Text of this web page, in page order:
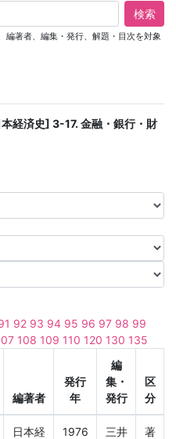
検索
編著者、編集・発行、解題・目次を対象
経済史] 3-17. 金融・銀行・財
92 93 94 95 96 97 98 99
108 109 110 120 130 135
編著者
発行
年
編
集・
発行
区
分
日本経
1976
三井
著